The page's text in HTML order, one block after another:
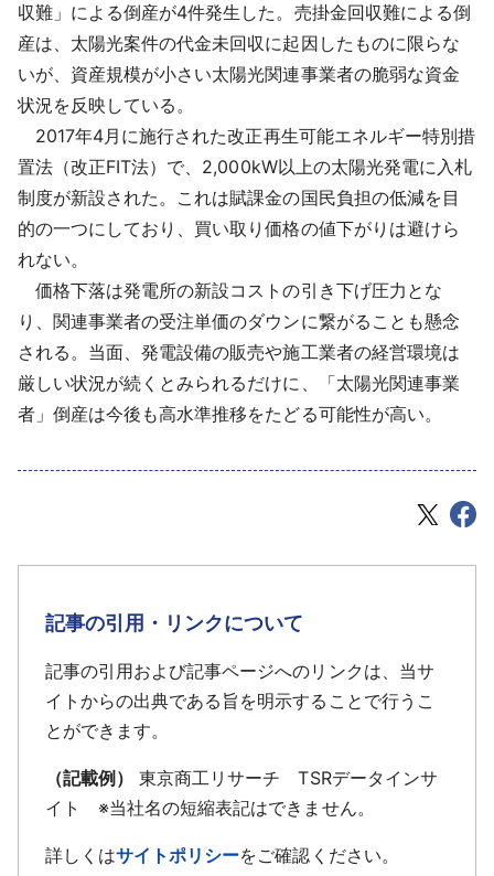
収難」による倒産が4件発生した。売掛金回収難による倒
産は、太陽光案件の代金未回収に起因したものに限らな
いが、資産規模が小さい太陽光関連事業者の脆弱な資金
状況を反映している。
2017年4月に施行された改正再生可能エネルギー特別措
置法（改正FIT法）で、2,000kW以上の太陽光発電に入札
制度が新設された。これは賦課金の国民負担の低減を目
的の一つにしており、買い取り価格の値下がりは避けら
れない。
価格下落は発電所の新設コストの引き下げ圧力とな
り、関連事業者の受注単価のダウンに繋がることも懸念
される。当面、発電設備の販売や施工業者の経営環境は
厳しい状況が続くとみられるだけに、「太陽光関連事業
者」倒産は今後も高水準推移をたどる可能性が高い。
記事の引用・リンクについて
記事の引用および記事ページへのリンクは、当サ
イトからの出典である旨を明示することで行うこ
とができます。
（記載例）
東京商工リサーチ TSRデータインサ
イト ※当社名の短縮表記はできません。
詳しくはサイトポリシーをご確認ください。